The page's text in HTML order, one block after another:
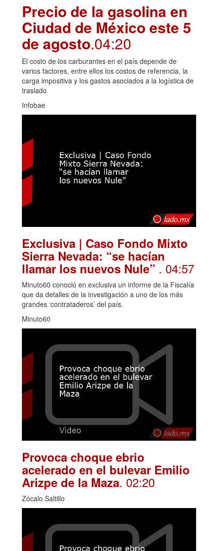
Precio de la gasolina en
Ciudad de México este 5
de agosto.04:20
El costo de los carburantes en el país depende de
varios factores, entre ellos los costos de referencia, la
carga impositiva y los gastos asociados a la logística de
traslado
Infobae
Exclusiva | Caso Fondo Mixto
Sierra Nevada: “se hacían
llamar los nuevos Nule” . 04:57
Minuto60 conoció en exclusiva un informe de la Fiscalía
que da detalles de la investigación a uno de los más
grandes ‘contrataderos’ del país.
Minuto60
Provoca choque ebrio
acelerado en el bulevar Emilio
Arizpe de la Maza. 02:20
Zócalo Saltillo